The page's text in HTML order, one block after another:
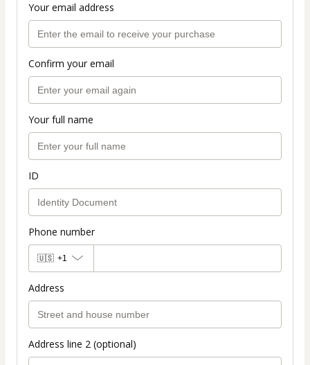
Your email address
Confirm your email
Your full name
ID
Phone number
🇺🇸 +1
Address
Address line 2 (optional)